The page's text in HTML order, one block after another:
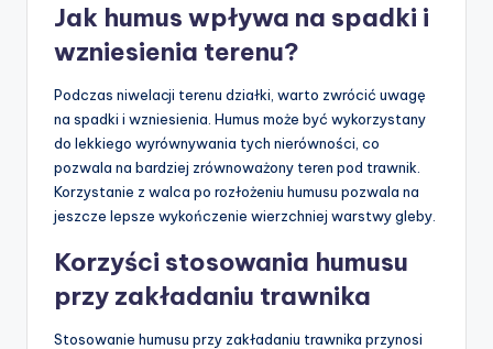
Jak humus wpływa na spadki i
wzniesienia terenu?
Podczas niwelacji terenu działki, warto zwrócić uwagę
na spadki i wzniesienia. Humus może być wykorzystany
do lekkiego wyrównywania tych nierówności, co
pozwala na bardziej zrównoważony teren pod trawnik.
Korzystanie z walca po rozłożeniu humusu pozwala na
jeszcze lepsze wykończenie wierzchniej warstwy gleby.
Korzyści stosowania humusu
przy zakładaniu trawnika
Stosowanie humusu przy zakładaniu trawnika przynosi